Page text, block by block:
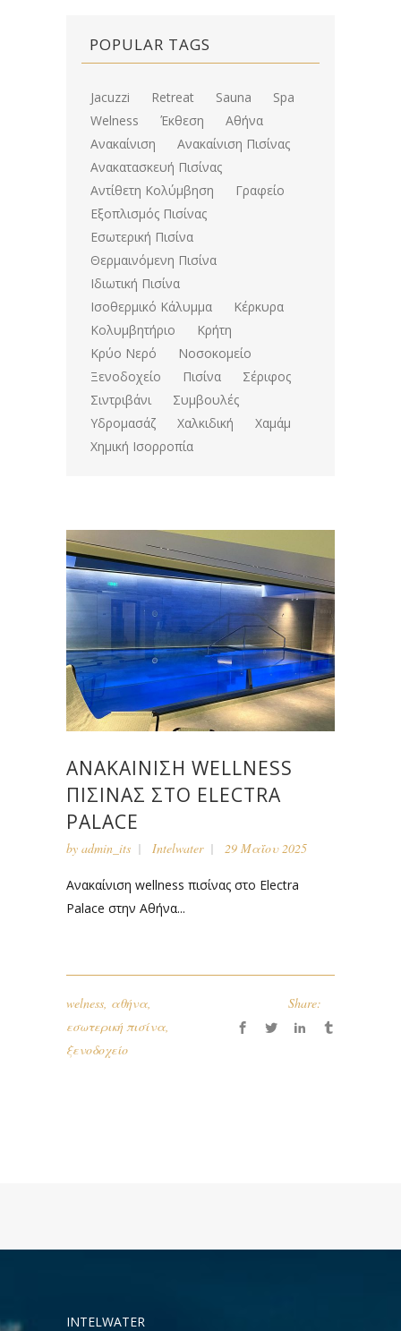
POPULAR TAGS
Jacuzzi Retreat Sauna
Spa
Welness
Έκθεση
Αθήνα
Ανακαίνιση
Ανακαίνιση Πισίνας
Ανακατασκευή Πισίνας
Αντίθετη Κολύμβηση
Γραφείο
Εξοπλισμός Πισίνας
Εσωτερική Πισίνα
Θερμαινόμενη Πισίνα
Ιδιωτική Πισίνα
Ισοθερμικό Κάλυμμα
Κέρκυρα
Κολυμβητήριο
Κρήτη
Κρύο Νερό
Νοσοκομείο
Ξενοδοχείο
Πισίνα
Σέριφος
Σιντριβάνι
Συμβουλές
Υδρομασάζ
Χαλκιδική
Χαμάμ
Χημική Ισορροπία
ΑΝΑΚΑΊΝΙΣΗ WELLNESS
ΠΙΣΊΝΑΣ ΣΤΟ ELECTRA
PALACE
by admin_its Intelwater 29 Μαΐου 2025
Ανακαίνιση wellness πισίνας στο Electra
Palace στην Αθήνα...
welness αθήνα
εσωτερική πισίνα
ξενοδοχείο
Share:
INTELWATER